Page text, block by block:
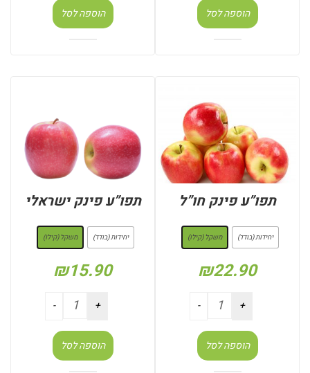
הוספה לסל הוספה לסל
תפו”ע פינק חו”ל
יחידות (בודד) משקל (קילו)
₪22.90
הוספה לסל
תפו”ע פינק ישראלי
יחידות (בודד) משקל (קילו)
₪15.90
הוספה לסל